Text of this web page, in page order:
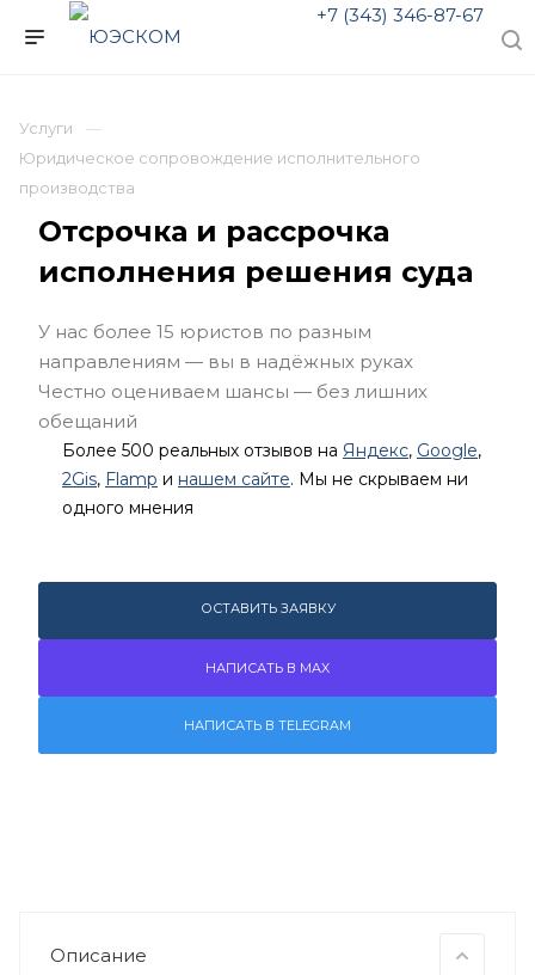
+7 (343) 346-87-67
Услуги
Юридическое сопровождение исполнительного
производства
Отсрочка и рассрочка
исполнения решения суда
У нас более 15 юристов по разным
направлениям — вы в надёжных руках
Честно оцениваем шансы — без лишних
обещаний
Более 500 реальных отзывов на Яндекс, Google,
2Gis, Flamp и нашем сайте. Мы не скрываем ни
одного мнения
ОСТАВИТЬ ЗАЯВКУ
НАПИСАТЬ В MAX
НАПИСАТЬ В TELEGRAM
Описание